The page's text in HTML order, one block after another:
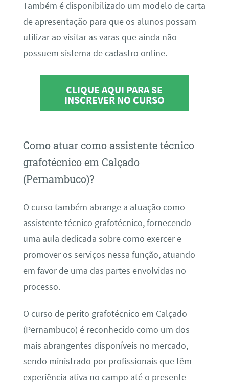
Também é disponibilizado um modelo de carta
de apresentação para que os alunos possam
utilizar ao visitar as varas que ainda não
possuem sistema de cadastro online.
CLIQUE AQUI PARA SE
INSCREVER NO CURSO
Como atuar como assistente técnico
grafotécnico em Calçado
(Pernambuco)?
O curso também abrange a atuação como
assistente técnico grafotécnico, fornecendo
uma aula dedicada sobre como exercer e
promover os serviços nessa função, atuando
em favor de uma das partes envolvidas no
processo.
O curso de perito grafotécnico em Calçado
(Pernambuco) é reconhecido como um dos
mais abrangentes disponíveis no mercado,
sendo ministrado por profissionais que têm
experiência ativa no campo até o presente